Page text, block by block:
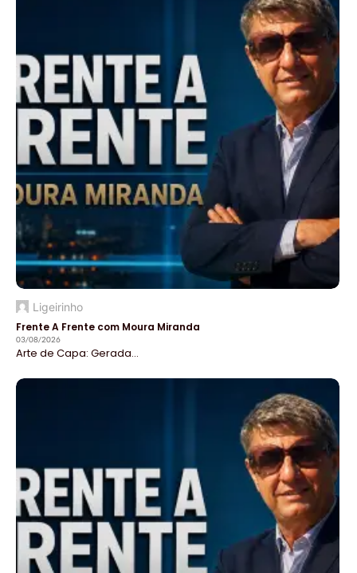
Ligeirinho
Frente A Frente com Moura Miranda
03/08/2026
Arte de Capa: Gerada...